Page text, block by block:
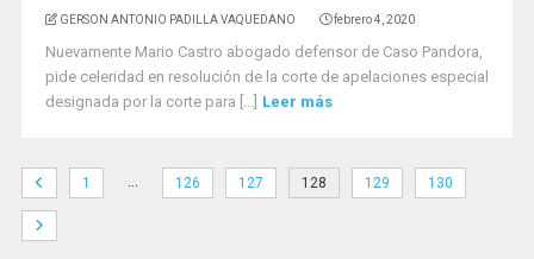
GERSON ANTONIO PADILLA VAQUEDANO febrero 4, 2020
Nuevamente Mario Castro abogado defensor de Caso Pandora,
pide celeridad en resolución de la corte de apelaciones especial
designada por la corte para [...] Leer más
1 … 126 127 128 129 130